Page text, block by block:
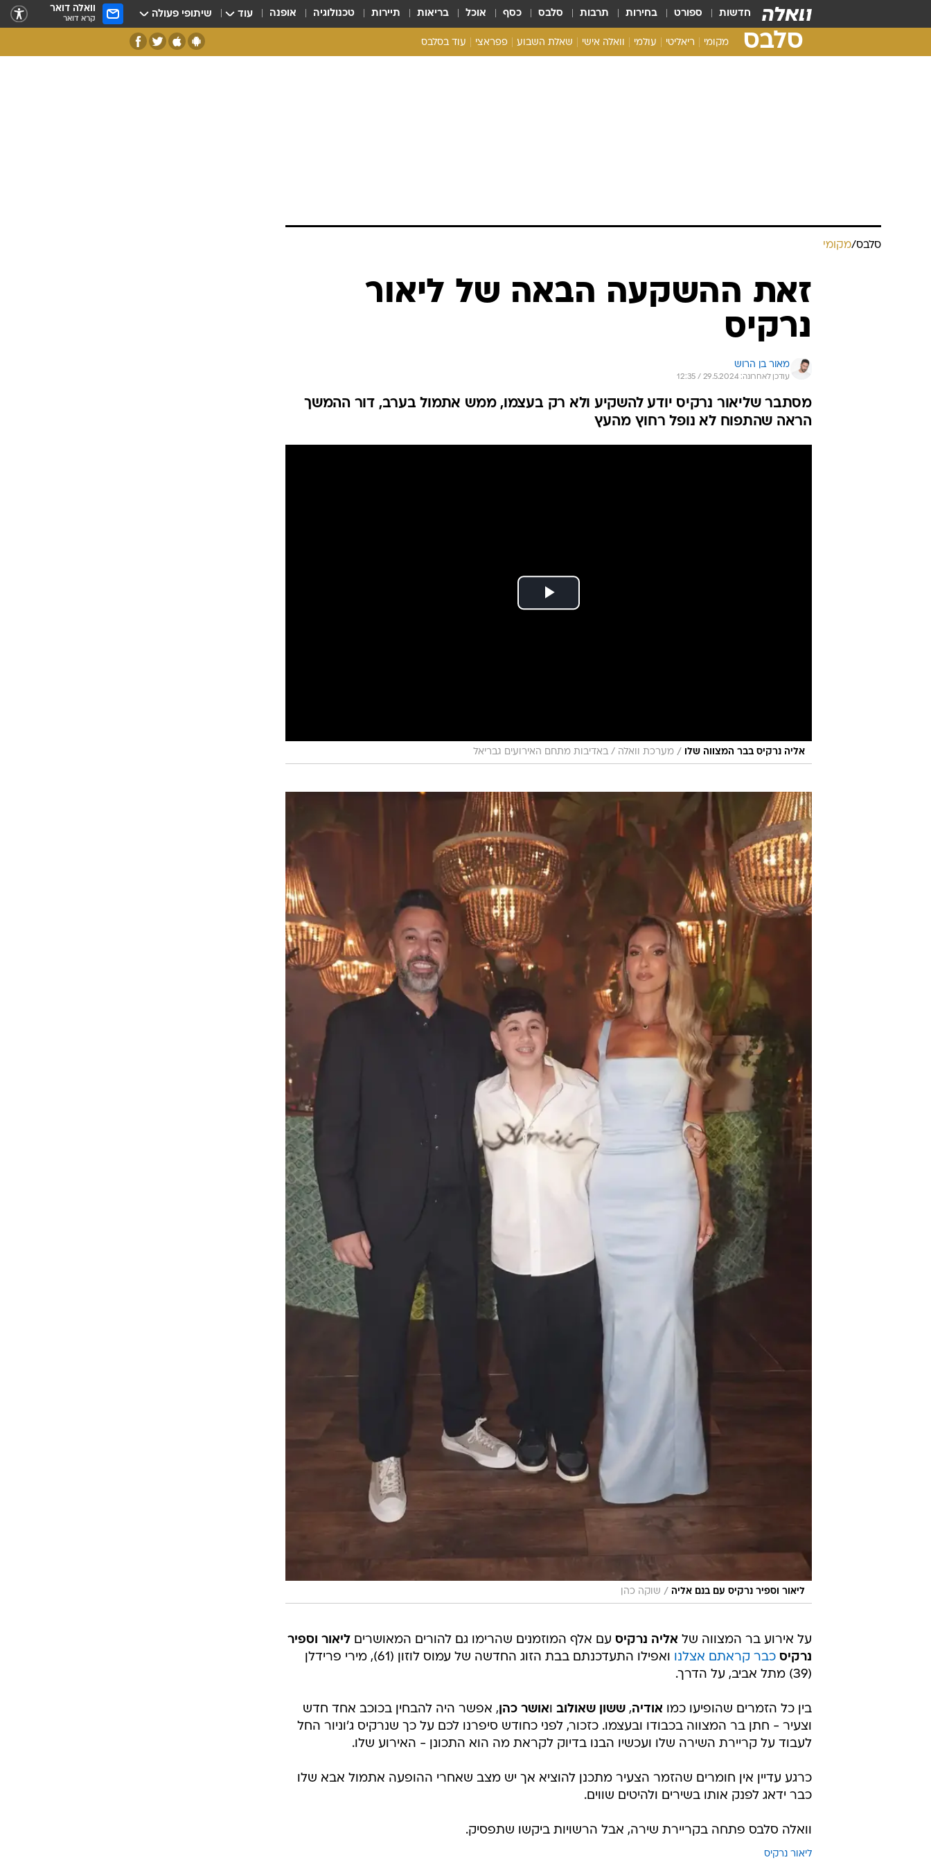
חדשות ספורט בחירות תרבות סלבס כסף אוכל בריאות תיירות טכנולוגיה אופנה עוד שיתופי פעולה וואלה דואר
קרא דואר
סלבס מקומי ריאליטי עולמי וואלה אישי שאלת השבוע פפראצי עוד בסלבס
סלבס/מקומי
זאת ההשקעה הבאה של ליאור
נרקיס
מאור בן הרוש
עודכן לאחרונה: 29.5.2024 / 12:35
מסתבר שליאור נרקיס יודע להשקיע ולא רק בעצמו, ממש אתמול בערב, דור ההמשך
הראה שהתפוח לא נופל רחוץ מהעץ
אליה נרקיס בבר המצווה שלו / מערכת וואלה / באדיבות מתחם האירועים גבריאל
ליאור וספיר נרקיס עם בנם אליה / שוקה כהן
על אירוע בר המצווה של אליה נרקיס עם אלף המוזמנים שהרימו גם להורים המאושרים ליאור וספיר
נרקיס כבר קראתם אצלנו
ואפילו התעדכנתם בבת הזוג החדשה של עמוס לוזון (61), מירי פרידלן
(39) מתל אביב, על הדרך.
בין כל הזמרים שהופיעו כמו אודיה, ששון שאולוב ואושר כהן, אפשר היה להבחין בכוכב אחד חדש
וצעיר - חתן בר המצווה בכבודו ובעצמו. כזכור, לפני כחודש סיפרנו לכם על כך שנרקיס ג'וניור החל
לעבוד על קריירת השירה שלו ועכשיו הבנו בדיוק לקראת מה הוא התכונן - האירוע שלו.
כרגע עדיין אין חומרים שהזמר הצעיר מתכנן להוציא אך יש מצב שאחרי ההופעה אתמול אבא שלו
כבר ידאג לפנק אותו בשירים ולהיטים שווים.
וואלה סלבס פתחה בקריירת שירה, אבל הרשויות ביקשו שתפסיק.
ליאור נרקיס